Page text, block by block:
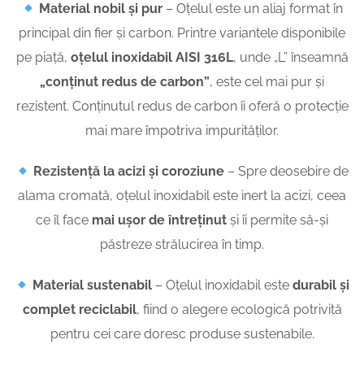
Material nobil și pur – Oțelul este un aliaj format în
principal din fier și carbon. Printre variantele disponibile
pe piață, oțelul inoxidabil AISI 316L, unde „L” înseamnă
„conţinut redus de carbon”, este cel mai pur și
rezistent. Conținutul redus de carbon îi oferă o protecție
mai mare împotriva impurităților.
Rezistență la acizi și coroziune – Spre deosebire de
alama cromată, oțelul inoxidabil este inert la acizi, ceea
ce îl face mai ușor de întreținut și îi permite să-și
păstreze strălucirea în timp.
Material sustenabil – Oțelul inoxidabil estedurabil și
complet reciclabil, fiind o alegere ecologică potrivită
pentru cei care doresc produse sustenabile.